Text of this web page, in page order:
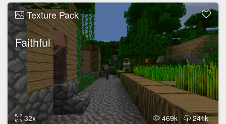
Texture Pack
Faithful
32x 469k 241k